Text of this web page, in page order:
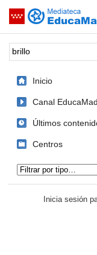
Saltar navegación
Palabra o frase:
Inicio
Canal
Últimos
Centros
Inicia sesión